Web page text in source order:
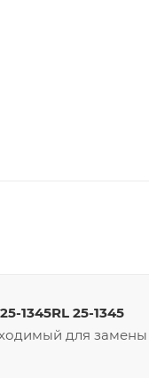
1345RL 25-1345
для замены